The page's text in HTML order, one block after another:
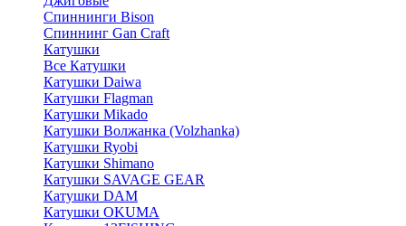
Спиннинги Bison
Спиннинг Gan Craft
Катушки
Все Катушки
Катушки Daiwa
Катушки Flagman
Катушки Mikado
Катушки Волжанка (Volzhanka)
Катушки Ryobi
Катушки Shimano
Катушки SAVAGE GEAR
Катушки DAM
Катушки OKUMA